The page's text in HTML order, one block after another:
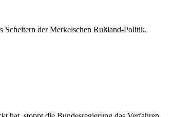
Scheitern der Merkelschen Rußland-Politik.